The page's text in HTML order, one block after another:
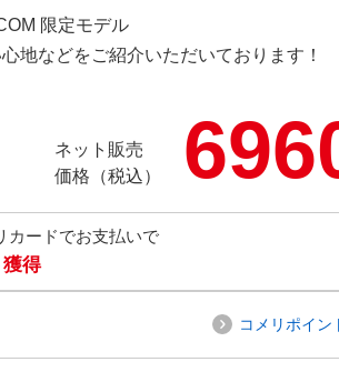
限定モデル
地などをご紹介いただいております！
ネット販売
価格（税込）
カードでお支払いで
得
コメリポイン